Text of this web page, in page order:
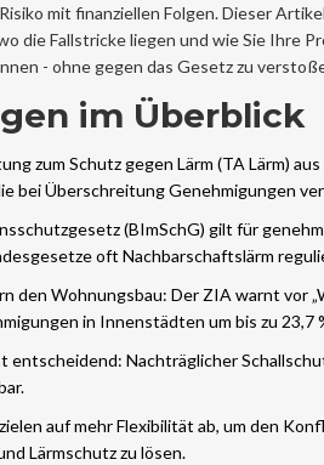
mit finanziellen Folgen. Dieser
die Fallstricke liegen und wie Sie Ihre
- ohne gegen das Gesetz zu
im Überblick
zum Schutz gegen Lärm (TA Lärm)
bei Überschreitung Genehmigungen
(BImSchG) gilt für
oft Nachbarschaftslärm
den Wohnungsbau: Der ZIA warnt vor
in Innenstädten um bis zu 23,7
entscheidend: Nachträglicher
auf mehr Flexibilität ab, um den
Lärmschutz zu lösen.